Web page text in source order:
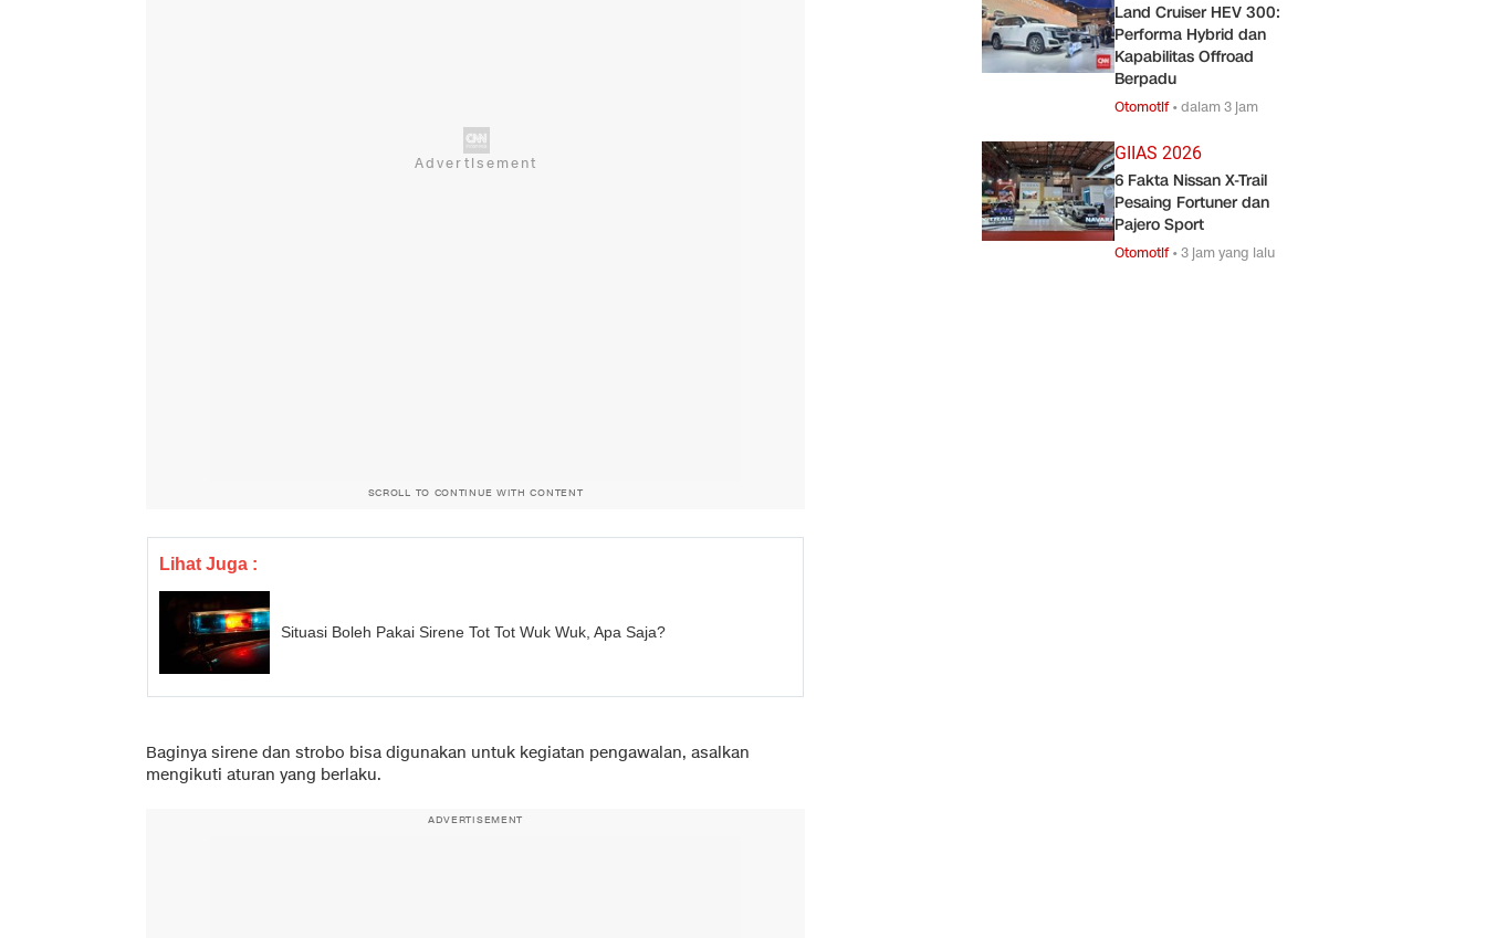
SCROLL TO CONTINUE WITH CONTENT
Lihat Juga :
Situasi Boleh Pakai Sirene Tot Tot Wuk Wuk, Apa Saja?
Baginya sirene dan strobo bisa digunakan untuk kegiatan pengawalan, asalkan
mengikuti aturan yang berlaku.
ADVERTISEMENT
Land Cruiser HEV 300:
Performa Hybrid dan
Kapabilitas Offroad
Berpadu
Otomotif•dalam 3 jam
GIIAS 2026
6 Fakta Nissan X-Trail
Pesaing Fortuner dan
Pajero Sport
Otomotif•3 jam yang lalu